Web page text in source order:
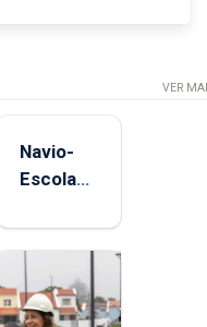
VER
Navio-
Escola
está de
aos
Açores